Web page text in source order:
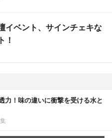
イベント、サインチェキな
！
力！味の違いに衝撃を受ける水と